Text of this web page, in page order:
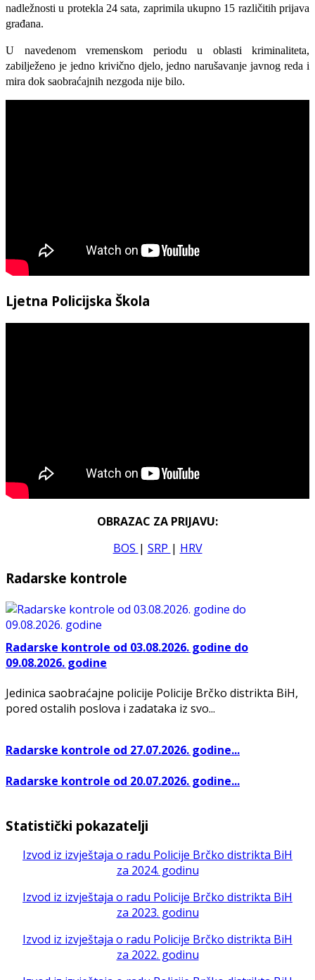
nadležnosti u protekla 24 sata, zaprimila ukupno 15 različitih prijava
građana.
U navedenom vremenskom periodu u oblasti kriminaliteta,
zabilježeno je jedno krivično djelo, jedno narušavanje javnog reda i
mira dok saobraćajnih nezgoda nije bilo.
Ljetna Policijska Škola
OBRAZAC ZA PRIJAVU:
BOS | SRP | HRV
Radarske kontrole
Radarske kontrole od 03.08.2026. godine do
09.08.2026. godine
Jedinica saobraćajne policije Policije Brčko distrikta BiH,
pored ostalih poslova i zadataka iz svo...
Radarske kontrole od 27.07.2026. godine...
Radarske kontrole od 20.07.2026. godine...
Statistički pokazatelji
Izvod iz izvještaja o radu Policije Brčko distrikta BiH
za 2024. godinu
Izvod iz izvještaja o radu Policije Brčko distrikta BiH
za 2023. godinu
Izvod iz izvještaja o radu Policije Brčko distrikta BiH
za 2022. godinu